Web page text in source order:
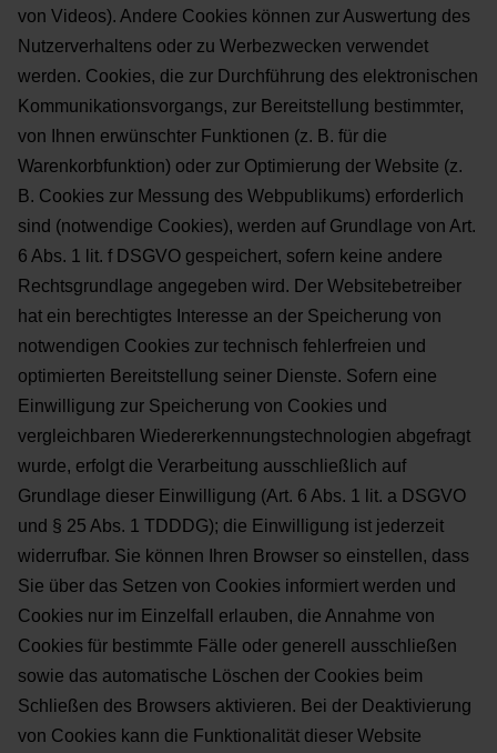
von Videos). Andere Cookies können zur Auswertung des
Nutzerverhaltens oder zu Werbezweckenverwendet
werden. Cookies, die zur Durchführung des elektronischen
Kommunikationsvorgangs, zur Bereitstellung bestimmter,
von Ihnen erwünschter Funktionen (z. B. für die
Warenkorbfunktion) oder zur Optimierung derWebsite (z.
B. Cookies zur Messung des Webpublikums) erforderlich
sind (notwendige Cookies), werden auf Grundlage von Art.
6 Abs. 1 lit. f DSGVO gespeichert, sofern keine andere
Rechtsgrundlage angegeben wird. Der Websitebetreiber
hat ein berechtigtes Interesse an der Speicherung von
notwendigen Cookies zurtechnisch fehlerfreien und
optimierten Bereitstellung seiner Dienste. Sofern eine
Einwilligung zur Speicherung von Cookies und
vergleichbaren Wiedererkennungstechnologien abgefragt
wurde, erfolgt dieVerarbeitung ausschließlich auf
Grundlage dieser Einwilligung (Art. 6 Abs. 1 lit. a DSGVO
und § 25 Abs. 1TDDDG); die Einwilligung ist jederzeit
widerrufbar. Sie können Ihren Browser so einstellen, dass
Sie über das Setzen von Cookies informiert werden und
Cookies nur im Einzelfall erlauben, die Annahme von
Cookies für bestimmte Fälle oder generell ausschließen
sowie das automatische Löschen der Cookies beim
Schließen des Browsers aktivieren. Bei der Deaktivierung
von Cookies kann die Funktionalität dieser Website